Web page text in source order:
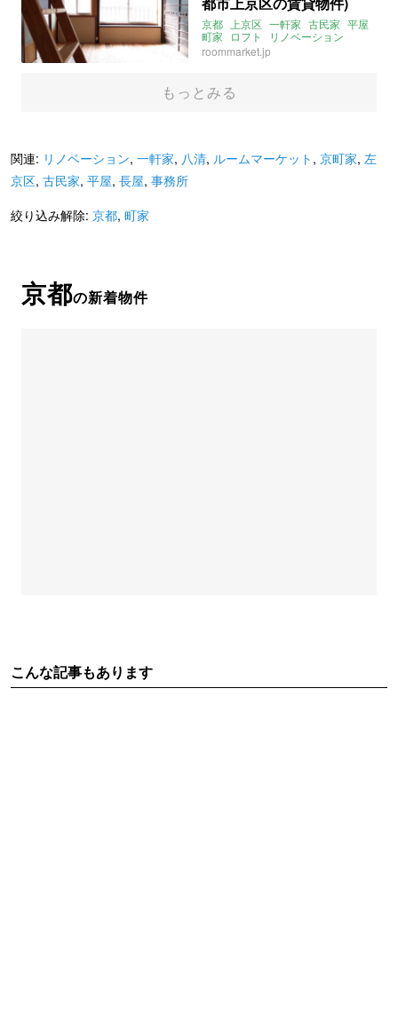
京都 上京区 一軒家 古民家 平屋
町家
ロフト
リノベーション
roommarket ルームマーケット
賃貸
roommarket.jp
もっとみる
関連: リノベーション, 一軒家, 八清, ルームマーケット , 京町家, 左
京区, 古民家, 平屋, 長屋, 事務所
絞り込み解除: 京都, 町家
京都の新着物件
こんな記事もあります